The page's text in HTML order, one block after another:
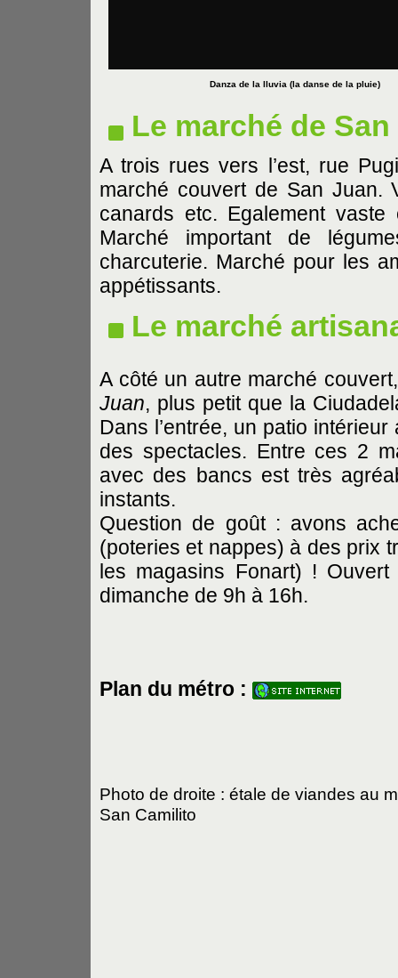
Danza de la lluvia (la danse de la pluie)
Le marché de
A trois rues vers l’est, rue
marché couvert de San Juan.
canards etc. Egalement
Marché important de
charcuterie. Marché pour les
appétissants.
Le marché
A côté un autre marché
Juan, plus petit que la
Dans l’entrée, un patio
des spectacles. Entre ces 2
avec des bancs est très
instants.
Question de goût : avons
(poteries et nappes) à des prix
les magasins Fonart) !
dimanche de 9h à 16h.
Plan du métro :
Photo de droite : étale de viandes au
San Camilito